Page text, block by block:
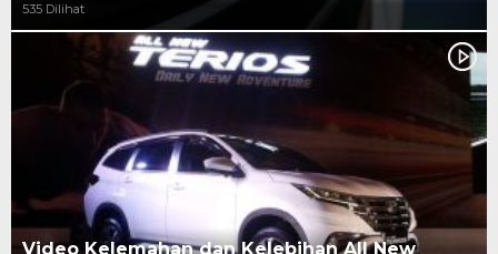
535 Dilihat
Video Kelemahan dan Kelebihan All New